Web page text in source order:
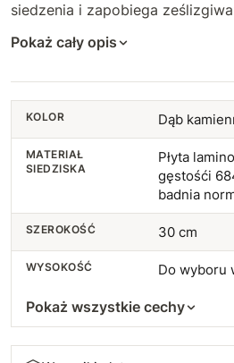
siedzenia i zapobiega
Pokaż cały opis
KOLOR Dąb
MATERIAŁ
SIEDZISKA
Płyta
gęstośći
badnia
SZEROKOŚĆ 30 cm
WYSOKOŚĆ Do wyboru
Pokaż wszystkie cechy